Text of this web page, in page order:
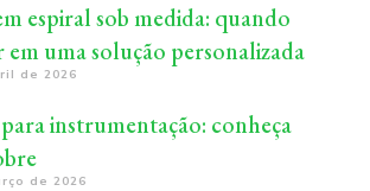
espiral sob medida: quando
em uma solução personalizada
de 2026
instrumentação: conheça
de 2026